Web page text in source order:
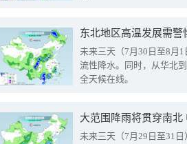
东北地区高温发展需
未来三天（7月30日至8月
流性降水。同时，从华北
全天候在线。
大范围降雨将贯穿南
未来三天（7月29日至31